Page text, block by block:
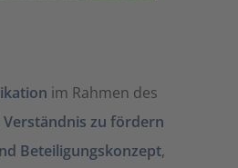
im Rahmen des
zu fördern
Beteiligungskonzept,